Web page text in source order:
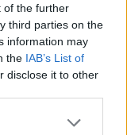
of the further
third parties on the
information may
the IAB’s List of
disclose it to other